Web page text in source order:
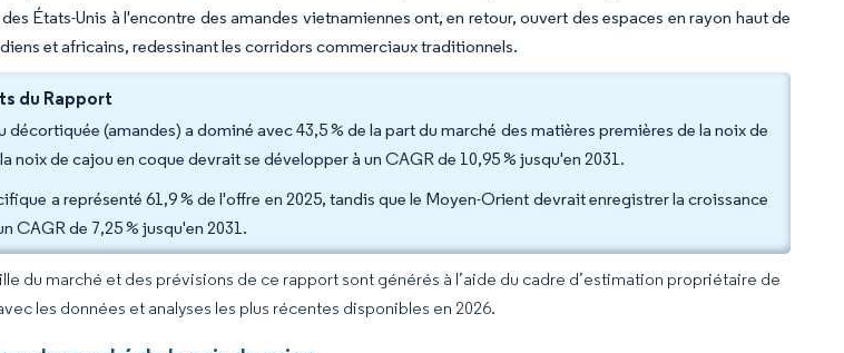
États-Unis à l'encontre des amandes vietnamiennes ont, en retour, ouvert des espaces en rayon haut de
et africains, redessinant les corridors commerciaux traditionnels.
du Rapport
décortiquée (amandes) a dominé avec 43,5 % de la part du marché des matières premières de la noix de
noix de cajou en coque devrait se développer à un CAGR de 10,95 % jusqu'en 2031.
a représenté 61,9 % de l'offre en 2025, tandis que le Moyen-Orient devrait enregistrer la croissance
CAGR de 7,25 % jusqu'en 2031.
du marché et des prévisions de ce rapport sont générés à l’aide du cadre d’estimation propriétaire de
les données et analyses les plus récentes disponibles en 2026.